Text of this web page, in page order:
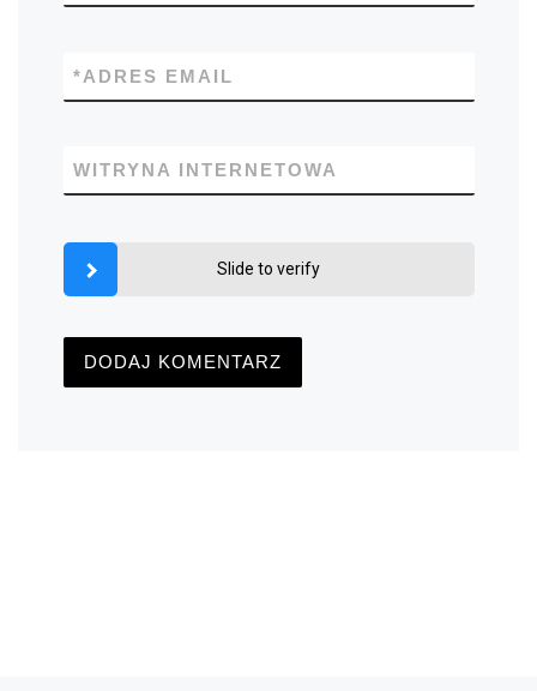
ADRES EMAIL
*
WITRYNA INTERNETOWA
Slide to verify